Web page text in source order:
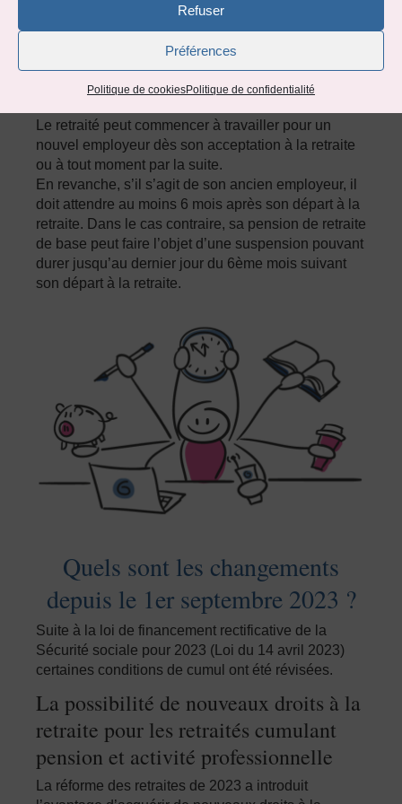
Refuser
Préférences
Politique de cookiesPolitique de confidentialité
croissance (SMIC) au 1er janvier de l’année
calculé sur la base de 1 820 heures par an (soit 2
827,07 € brut en 2024).
à la retraite.
Le retraité peut commencer à travailler pour un
nouvel employeur dès son acceptation à la retraite
ou à tout moment par la suite.
En revanche, s’il s’agit de son ancien employeur, il
doit attendre au moins 6 mois après son départ à la
retraite. Dans le cas contraire, sa pension de retraite
de base peut faire l’objet d’une suspension pouvant
durer jusqu’au dernier jour du 6ème mois suivant
son départ à la retraite.
Quels sont les changements
depuis le 1er septembre 2023 ?
Suite à la loi de financement rectificative de la
Sécurité sociale pour 2023 (Loi du 14 avril 2023)
certaines conditions de cumul ont été révisées.
La possibilité de nouveaux droits à la
retraite pour les retraités cumulant
pension et activité professionnelle
La réforme des retraites de 2023 a introduit